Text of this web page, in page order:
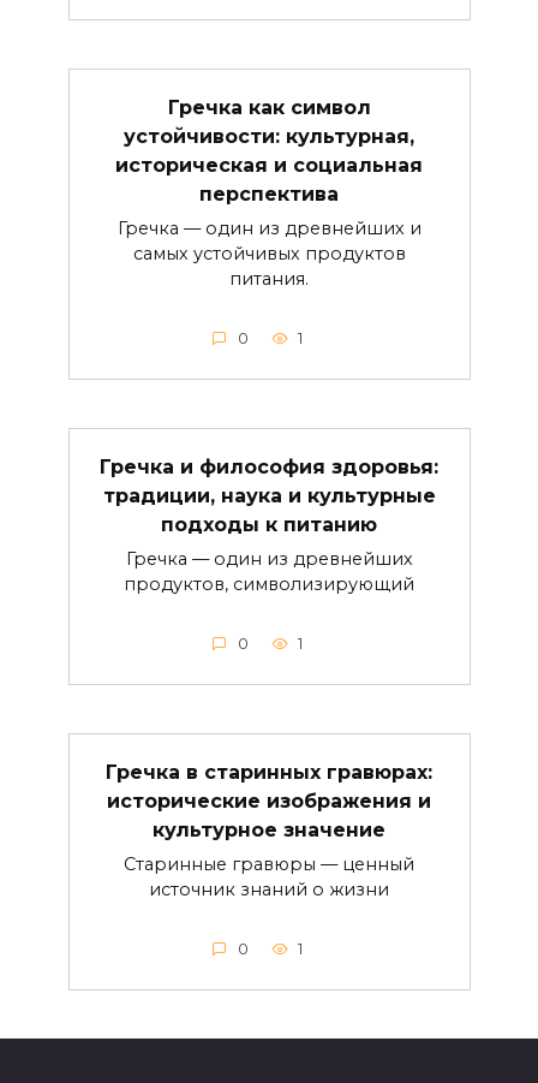
Гречка как символ
устойчивости: культурная,
историческая и социальная
перспектива
Гречка — один из древнейших и
самых устойчивых продуктов
питания.
0 1
Гречка и философия здоровья:
традиции, наука и культурные
подходы к питанию
Гречка — один из древнейших
продуктов, символизирующий
0 1
Гречка в старинных гравюрах:
исторические изображения и
культурное значение
Старинные гравюры — ценный
источник знаний о жизни
0 1